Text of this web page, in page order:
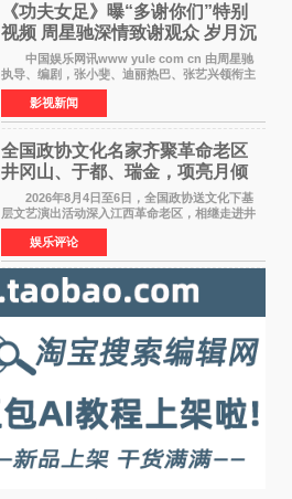
《功夫女足》曝“多谢你们”特别
视频 周星驰深情致谢观众 岁月沉
淀不灭初心
中国娱乐网讯www yule com cn 由周星驰
执导、编剧，张小斐、迪丽热巴、张艺兴领衔主
演，刘嘉玲、佐藤健特别出演，艾米、雪野、蔡
思贝、胡予安、倪好特别介绍的喜剧电影《功夫
女足》释出多谢你
影视新闻
全国政协文化名家齐聚革命老区
井冈山、于都、瑞金，项亮月倾
情献唱《桃花谣》致敬红色沃土
2026年8月4日至6日，全国政协送文化下基
层文艺演出活动深入江西革命老区，相继走进井
冈山、于都长征出发地、瑞金三地。由全国政协
文化文史和学习委员会副主任、甘肃省政协原主
席欧阳坚率团，一
娱乐评论